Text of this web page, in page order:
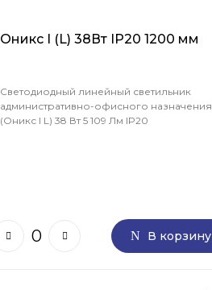
Оникс I (L) 38Вт IP20 1200 мм
Светодиодный линейный светильник
административно-офисного назначения
(Оникс I L) 38 Вт 5 109 Лм IP20
В корзину